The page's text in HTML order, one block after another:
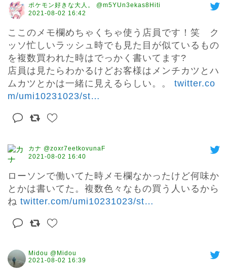
ポケモン好きな大人。 @m5YUn3ekas8Hiti
2021-08-02 16:42
ここのメモ欄めちゃくちゃ使う店員です！笑　ク
ッソ忙しいラッシュ時でも見た目が似ているもの
を複数買われた時はでっかく書いてます?
店員は見たらわかるけどお客様はメンチカツとハ
ムカツとかは一緒に見えるらしい。。 twitter.co
m/umi10231023/st…
カナ @zoxr7eetkovunaF
2021-08-02 16:40
ローソンで働いてた時メモ欄なかったけど何味か
とかは書いてた。複数色々なもの買う人いるから
ね twitter.com/umi10231023/st…
Midou @Midou
2021-08-02 16:39